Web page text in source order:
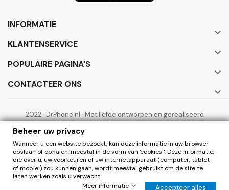
INFORMATIE

KLANTENSERVICE

POPULAIRE PAGINA'S

CONTACTEER ONS

2022 · DrPhone.nl · Met liefde ontworpen en gerealiseerd
0
Beheer uw privacy
Wanneer u een website bezoekt, kan deze informatie in uw browser
opslaan of ophalen, meestal in de vorm van 'cookies '. Deze informatie,
die over u, uw voorkeuren of uw internetapparaat (computer, tablet
of mobiel) zou kunnen gaan, wordt meestal gebruikt om de site te
laten werken zoals u verwacht.
Meer informatie
Accepteer alles